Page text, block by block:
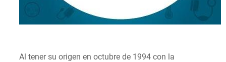
Al tener su origen en octubre de 1994 con la